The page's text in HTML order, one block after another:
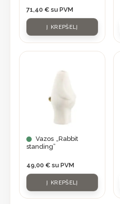
71,40 € su PVM
Į KREPŠELĮ
Vazos „Rabbit
standing”
49,00 € su PVM
Į KREPŠELĮ